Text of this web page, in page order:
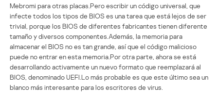
Mebromi para otras placas.Pero escribir un código universal, que
infecte todos los tipos de BIOS es una tarea que está lejos de ser
trivial, porque los BIOS de diferentes fabricantes tienen diferente
tamaño y diversos componentes.Además, la memoria para
almacenar el BIOS no es tan grande, así que el código malicioso
puede no entrar en esta memoria.Por otra parte, ahora se está
desarrollando activamente un nuevo formato que reemplazará al
BIOS, denominado UEFI.Lo más probable es que este último sea un
blanco más interesante para los escritores de virus.